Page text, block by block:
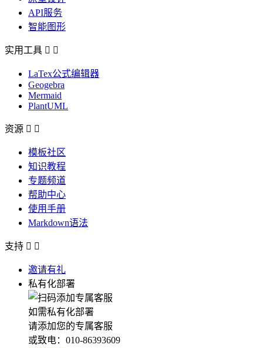
API服务
智能图形
实用工具  
LaTex公式编辑器
Geogebra
Mermaid
PlantUML
资源  
模板社区
知识教程
专题频道
帮助中心
使用手册
Markdown语法
支持  
邀请有礼
私有化部署
如需私有化部署
请添加您的专属客服
或致电：010-86393609